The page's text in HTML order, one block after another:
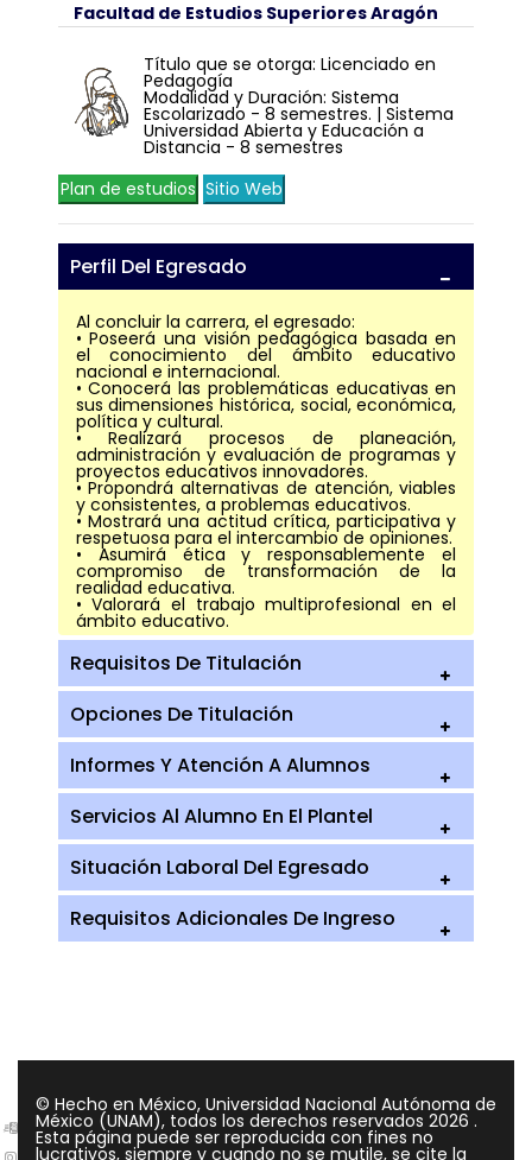
Facultad de Estudios Superiores Aragón
Título que se otorga: Licenciado en
Pedagogía
Modalidad y Duración: Sistema
Escolarizado - 8 semestres. | Sistema
Universidad Abierta y Educación a
Distancia - 8 semestres
Plan de estudios Sitio Web
Perfil Del Egresado
Al concluir la carrera, el egresado:
• Poseerá una visión pedagógica basada en
el conocimiento del ámbito educativo
nacional e internacional.
• Conocerá las problemáticas educativas en
sus dimensiones histórica, social, económica,
política y cultural.
• Realizará procesos de planeación,
administración y evaluación de programas y
proyectos educativos innovadores.
• Propondrá alternativas de atención, viables
y consistentes, a problemas educativos.
• Mostrará una actitud crítica, participativa y
respetuosa para el intercambio de opiniones.
• Asumirá ética y responsablemente el
compromiso de transformación de la
realidad educativa.
• Valorará el trabajo multiprofesional en el
ámbito educativo.
Requisitos De Titulación
Opciones De Titulación
Informes Y Atención A Alumnos
Servicios Al Alumno En El Plantel
Situación Laboral Del Egresado
Requisitos Adicionales De Ingreso
© Hecho en México, Universidad Nacional Autónoma de
México (UNAM), todos los derechos reservados 2026 .
Esta página puede ser reproducida con fines no
lucrativos, siempre y cuando no se mutile, se cite la